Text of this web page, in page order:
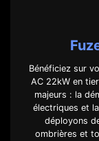
Bénéficiez sur
AC 22kW en
majeurs : la
électriques et
déployons
ombrières et